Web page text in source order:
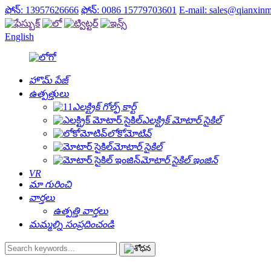
ఫోన్: 13957626666 ఫోన్: 0086 15779703601 E-mail:
English
హొమ్ పేజ్
ఉత్పత్తులు
ఎలక్ట్రిక్ గోల్ఫ్ కార్ట్
ఎలక్ట్రిక్ మోటార్ సైకిల్
లోకోమోటివ్
మోటార్ సైకిల్
మోటార్ సైకిల్ ఇంజిన్
VR
మా గురించి
వార్తలు
ఉత్పత్తి వార్తలు
మమ్మల్ని సంప్రదించండి